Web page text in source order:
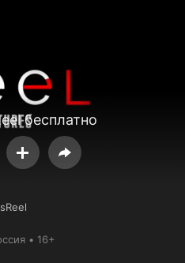
бесплатно
16+
промокод
каналы Контакты